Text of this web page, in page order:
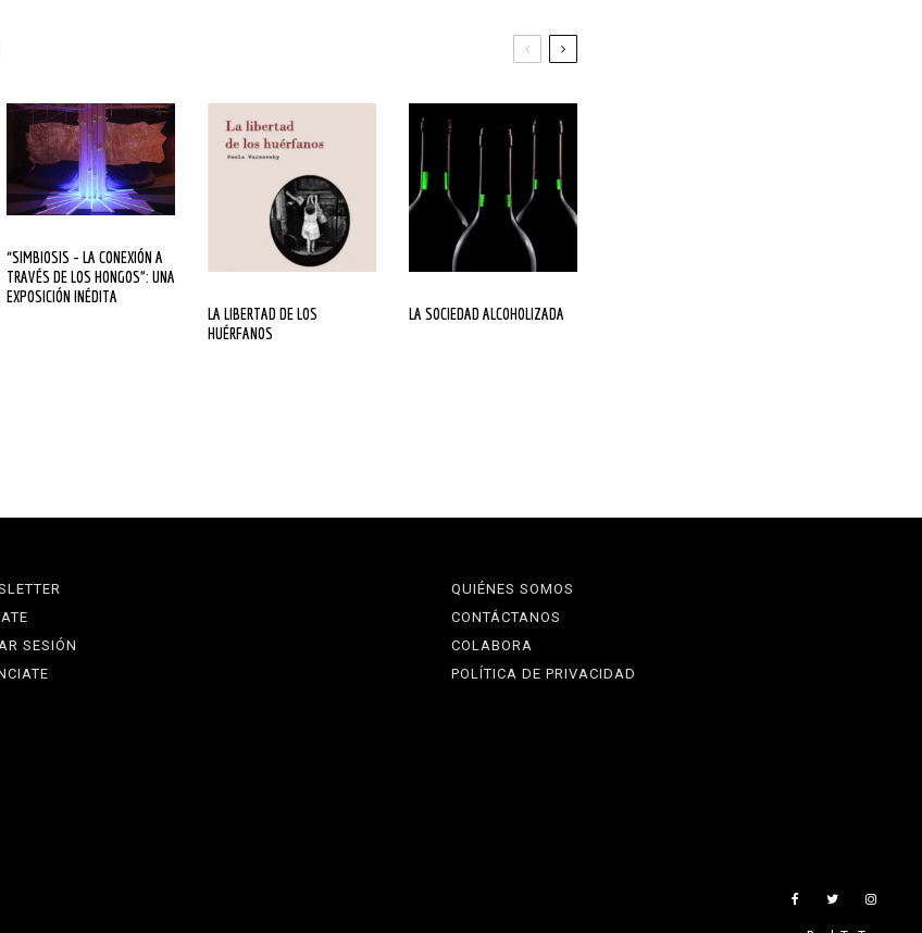
“SIMBIOSIS – LA CONEXIÓN A
TRAVÉS DE LOS HONGOS”: UNA
EXPOSICIÓN INÉDITA
LA LIBERTAD DE LOS
HUÉRFANOS
LA SOCIEDAD ALCOHOLIZADA
SESIÓN
QUIÉNES SOMOS
CONTÁCTANOS
COLABORA
POLÍTICA DE PRIVACIDAD